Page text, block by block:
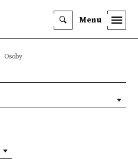
Menu
Osoby